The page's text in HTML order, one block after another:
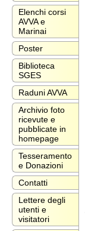
Elenchi corsi
AVVA e
Marinai
Poster
Biblioteca
SGES
Raduni AVVA
Archivio foto
ricevute e
pubblicate in
homepage
Tesseramento
e Donazioni
Contatti
Lettere degli
utenti e
visitatori